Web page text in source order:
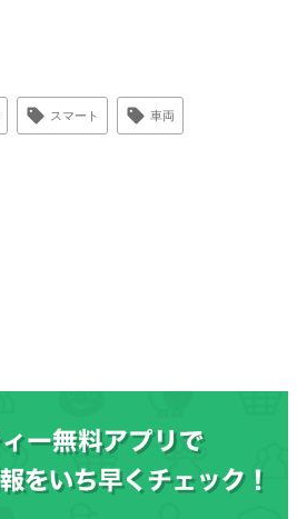
スマート 車両